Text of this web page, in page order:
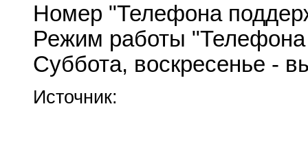
Номер "Телефона
Режим работы "Телефона
Суббота, воскресенье -
Источник: